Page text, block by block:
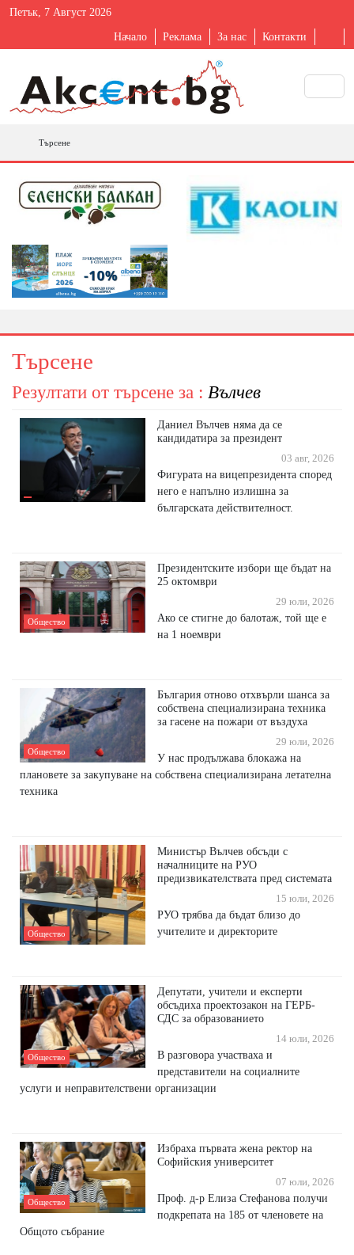
Петък, 7 Август 2026
Начало Реклама За нас Контакти
Търсене
Търсене
Резултати от търсене за : Вълчев
Даниел Вълчев няма да се
кандидатира за президент
03 авг, 2026
Фигурата на вицепрезидента според
него е напълно излишна за
българската действителност.
Общество
Президентските избори ще бъдат на
25 октомври
29 юли, 2026
Ако се стигне до балотаж, той ще е
на 1 ноември
Общество
България отново отхвърли шанса за
собствена специализирана техника
за гасене на пожари от въздуха
29 юли, 2026
У нас продължава блокажа на
плановете за закупуване на собствена специализирана летателна
техника
Общество
Министър Вълчев обсъди с
началниците на РУО
предизвикателствата пред системата
15 юли, 2026
РУО трябва да бъдат близо до
учителите и директорите
Общество
Депутати, учители и експерти
обсъдиха проектозакон на ГЕРБ-
СДС за образованието
14 юли, 2026
В разговора участваха и
представители на социалните
услуги и неправителствени организации
Общество
Избраха първата жена ректор на
Софийския университет
07 юли, 2026
Проф. д-р Елиза Стефанова получи
подкрепата на 185 от членовете на
Общото събрание